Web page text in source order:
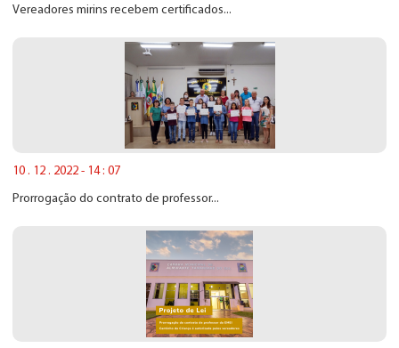
Vereadores mirins recebem certificados...
10 . 12 . 2022 - 14 : 07
Prorrogação do contrato de professor...